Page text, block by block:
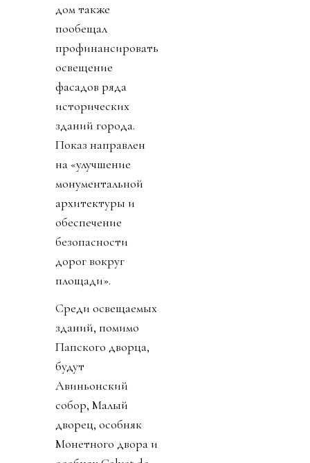
дом также
пообещал
профинансировать
освещение
фасадов ряда
исторических
зданий города.
Показ направлен
на «улучшение
монументальной
архитектуры и
обеспечение
безопасности
дорог вокруг
площади».
Среди освещаемых
зданий, помимо
Папского дворца,
будут
Авиньонский
собор, Малый
дворец, особняк
Монетного двора и